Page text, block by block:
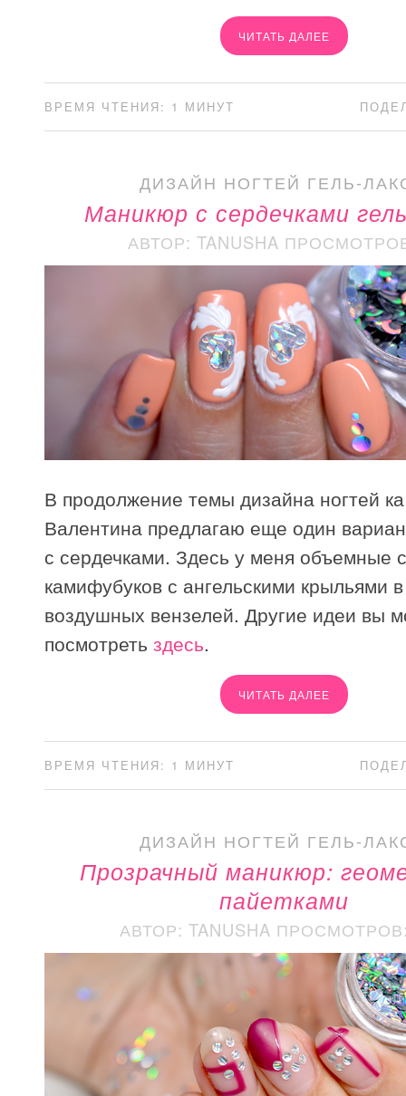
ЧИТАТЬ ДАЛЕЕ
ВРЕМЯ ЧТЕНИЯ: 1 МИНУТ
ДИЗАЙН НОГТЕЙ ГЕЛЬ-
Маникюр с сердечками
АВТОР: TANUSHA
В продолжение темы дизайна ногтей
Валентина предлагаю еще один
с сердечками. Здесь у меня объемные
камифубуков с ангельскими крыльями
воздушных вензелей. Другие идеи вы
посмотреть здесь.
ЧИТАТЬ ДАЛЕЕ
ВРЕМЯ ЧТЕНИЯ: 1 МИНУТ
ДИЗАЙН НОГТЕЙ ГЕЛЬ-
Прозрачный маникюр:
пайетками
АВТОР: TANUSHA